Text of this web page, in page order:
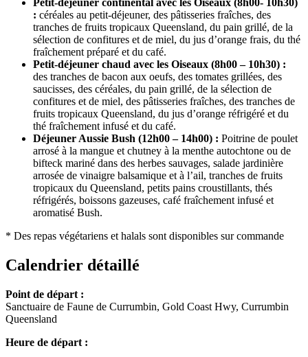
Petit-déjeuner continental avec les Oiseaux (8h00- 10h30)
: céréales au petit-déjeuner, des pâtisseries fraîches, des
tranches de fruits tropicaux Queensland, du pain grillé, de la
sélection de confitures et de miel, du jus d’orange frais, du thé
fraîchement préparé et du café.
Petit-déjeuner chaud avec les Oiseaux (8h00 – 10h30) :
des tranches de bacon aux oeufs, des tomates grillées, des
saucisses, des céréales, du pain grillé, de la sélection de
confitures et de miel, des pâtisseries fraîches, des tranches de
fruits tropicaux Queensland, du jus d’orange réfrigéré et du
thé fraîchement infusé et du café.
Déjeuner Aussie Bush (12h00 – 14h00) : Poitrine de poulet
arrosé à la mangue et chutney à la menthe autochtone ou de
bifteck mariné dans des herbes sauvages, salade jardinière
arrosée de vinaigre balsamique et à l’ail, tranches de fruits
tropicaux du Queensland, petits pains croustillants, thés
réfrigérés, boissons gazeuses, café fraîchement infusé et
aromatisé Bush.
* Des repas végétariens et halals sont disponibles sur commande
Calendrier détaillé
Point de départ :
Sanctuaire de Faune de Currumbin, Gold Coast Hwy, Currumbin
Queensland
Heure de départ :